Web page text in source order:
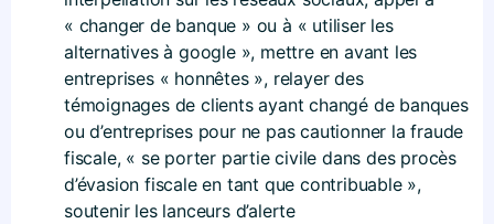
« changer de banque » ou à « utiliser les
alternatives à google », mettre en avant les
entreprises « honnêtes », relayer des
témoignages de clients ayant changé de banques
ou d’entreprises pour ne pas cautionner la fraude
fiscale, « se porter partie civile dans des procès
d’évasion fiscale en tant que contribuable »,
soutenir les lanceurs d’alerte